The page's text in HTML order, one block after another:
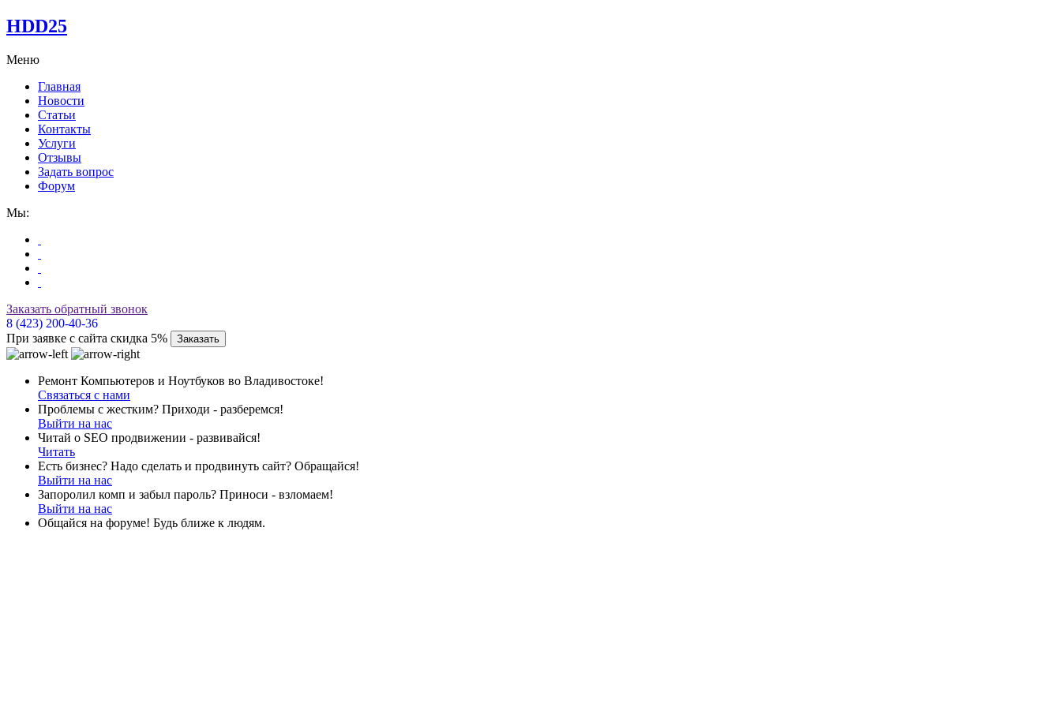
HDD25
Меню
Главная
Новости
Статьи
Контакты
Услуги
Отзывы
Задать вопрос
Форум
Мы:
Заказать обратный звонок
8 (423) 200-40-36
При заявке с сайта скидка 5%
Заказать
Ремонт Компьютеров и Ноутбуков во Владивостоке!
Связаться с нами
Проблемы с жестким? Приходи - разберемся!
Выйти на нас
Читай о SEO продвижении - развивайся!
Читать
Есть бизнес? Надо сделать и продвинуть сайт? Обращайся!
Выйти на нас
Запоролил комп и забыл пароль? Приноси - взломаем!
Выйти на нас
Общайся на форуме! Будь ближе к людям.